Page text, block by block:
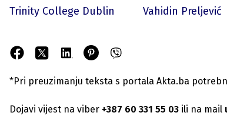
Trinity College Dublin
Vahidin Preljević
*Pri preuzimanju teksta s portala Akta.ba
Dojavi vijest na viber +387 60 331 55 03 ili na mail